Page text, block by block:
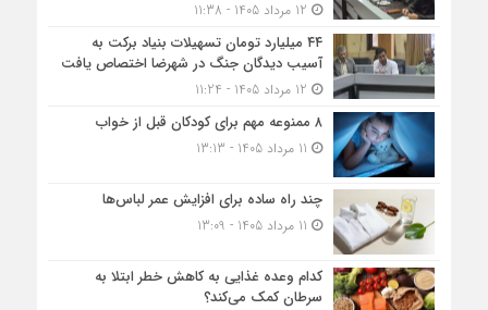
۴۴ میلیارد تومان تسهیلات بنیاد برکت به
آسیب دیدگان جنگ در شهرضا اختصاص یافت
۸ ممنوعه مهم برای کودکان قبل از خواب
چند راه ساده برای افزایش عمر لباس‌ها
کدام وعده غذایی به کاهش خطر ابتلا به
سرطان کمک می‌کند؟